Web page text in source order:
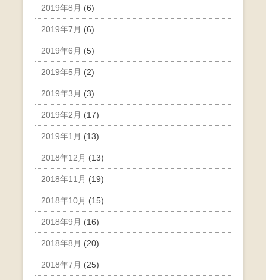
2019年8月 (6)
2019年7月 (6)
2019年6月 (5)
2019年5月 (2)
2019年3月 (3)
2019年2月 (17)
2019年1月 (13)
2018年12月 (13)
2018年11月 (19)
2018年10月 (15)
2018年9月 (16)
2018年8月 (20)
2018年7月 (25)